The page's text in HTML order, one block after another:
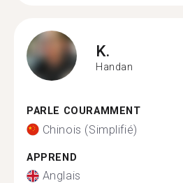
K.
Handan
PARLE COURAMMENT
Chinois (Simplifié)
APPREND
Anglais